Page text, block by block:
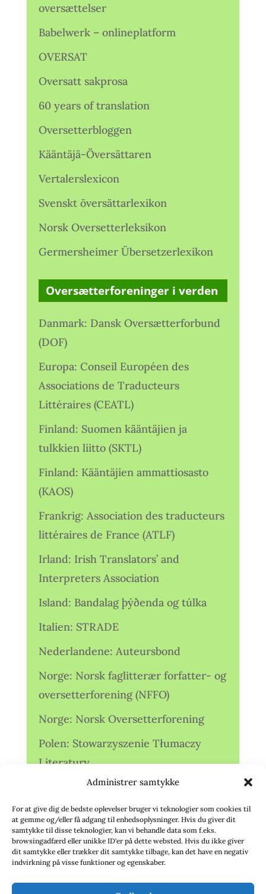
Administrer samtykke
For at give dig de bedste oplevelser bruger vi teknologier som cookies til
at gemme og/eller få adgang til enhedsoplysninger. Hvis du giver dit
samtykke til disse teknologier, kan vi behandle data som f.eks.
browsingadfærd eller unikke ID'er på dette websted. Hvis du ikke giver
dit samtykke eller trækker dit samtykke tilbage, kan det have en negativ
indvirkning på visse funktioner og egenskaber.
oversættelser
Babelwerk – onlineplatform
OVERSAT
Oversatt sakprosa
60 years of translation
Oversetterbloggen
Kääntäjä-Översättaren
Vertalerslexicon
Svenskt översättarlexikon
Norsk Oversetterleksikon
Germersheimer Übersetzerlexikon
Oversætterforeninger i verden
Danmark: Dansk Oversætterforbund
(DOF)
Europa: Conseil Européen des
Associations de Traducteurs
Littéraires (CEATL)
Finland: Suomen kääntäjien ja
tulkkien liitto (SKTL)
Finland: Kääntäjien ammattiosasto
(KAOS)
Frankrig: Association des traducteurs
littéraires de France (ATLF)
Irland: Irish Translators’ and
Interpreters Association
Island: Bandalag þýðenda og túlka
Italien: STRADE
Nederlandene: Auteursbond
Norge: Norsk faglitterær forfatter- og
oversetterforening (NFFO)
Norge: Norsk Oversetterforening
Polen: Stowarzyszenie Tłumaczy
Literatury
Storbritannien: Translators
Association (TA)
Sverige: Översättarsektionen (Ö.)
Sverige: Översättarcentrum (ÖC)